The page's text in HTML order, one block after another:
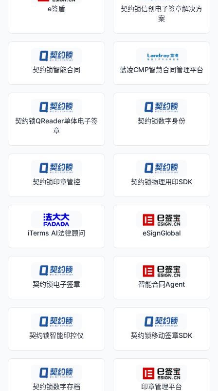
e签盾
契约锁信创电子签章解决方
案
契约锁智能合同 蓝凌CMP智慧合同管理平台
契约锁QReader单体电子签
章
契约锁数字身份
契约锁印章管控 契约锁物理用印SDK
iTerms AI法律顾问 eSignGlobal
契约锁电子签章 智能合同Agent
契约锁智能印控仪 契约锁移动签章SDK
契约锁数字存档 印章管理平台